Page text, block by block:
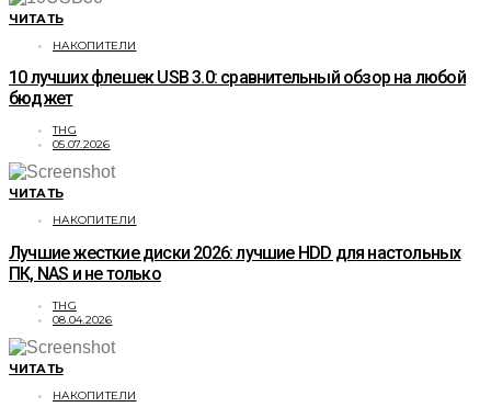
ЧИТАТЬ
НАКОПИТЕЛИ
10 лучших флешек USB 3.0: сравнительный обзор на любой
бюджет
THG
05.07.2026
ЧИТАТЬ
НАКОПИТЕЛИ
Лучшие жесткие диски 2026: лучшие HDD для настольных
ПК, NAS и не только
THG
08.04.2026
ЧИТАТЬ
НАКОПИТЕЛИ